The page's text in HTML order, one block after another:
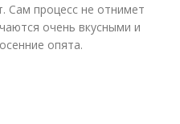
Сам процесс не отнимет
очень вкусными и
опята.